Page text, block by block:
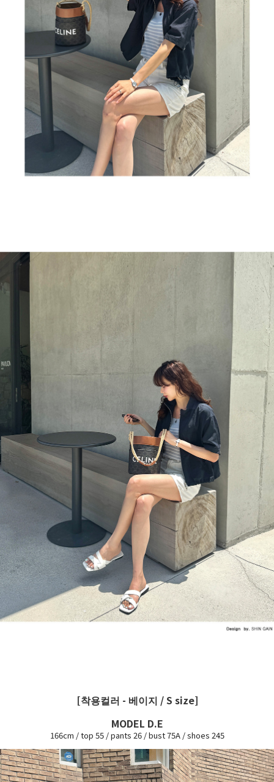
[착용컬러 - 베이지 / S size]
MODEL D.E
166cm / top 55 / pants 26 / bust 75A / shoes 245